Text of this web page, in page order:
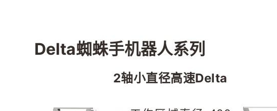
Delta蜘蛛手机器人系列
2轴小直径高速Delta